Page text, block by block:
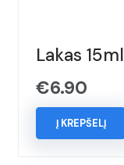
Lakas 15ml
€6.90
Į KREPŠELĮ